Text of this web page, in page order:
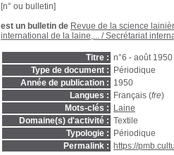
[n° ou bulletin]
est un bulletin de Revue de la science
international de la laine,... /Secrétariat
Titre : n°6 - août 1950
Type de document :
Périodique
Année de publication : 1950
Langues :
Français (fre)
Mots-clés :
Laine
Domaine(s) d'activité : Textile
Typologie :
Périodique
Permalink :
https://